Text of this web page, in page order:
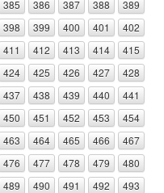
385 386 387 388
389
398 399 400 401
402
411 412 413 414
415
424 425 426 427
428
437 438 439 440
441
450 451 452 453
454
463 464 465 466
467
476 477 478 479
480
489 490 491 492
493